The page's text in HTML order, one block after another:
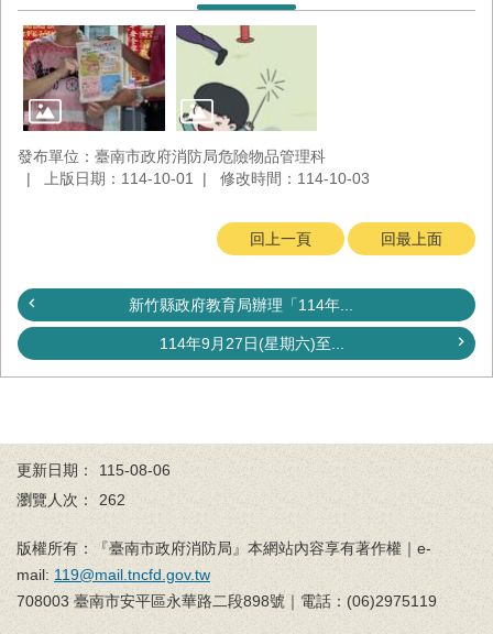
政
府
網
站
English
回
首
市
政
府
消
書
專
機
關
發布單位：臺南市政府消防局危險物品管理科
上版日期：114-10-01
修改時間：114-10-03
回上一頁 回最上面
新竹縣政府教育局辦理「114年...
114年9月27日(星期六)至...
更新日期：
115-08-06
瀏覽人次：
262
版權所有：『臺南市政府消防局』本網站內容享有著作權｜e-
mail: 119@mail.tncfd.gov.tw
708003 臺南市安平區永華路二段898號｜電話：(06)2975119